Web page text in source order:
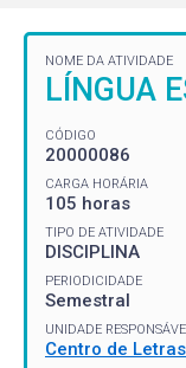
NOME DA ATIVIDADE
LÍNGUA
CÓDIGO
20000086
CARGA HORÁRIA
105 horas
TIPO DE ATIVIDADE
DISCIPLINA
PERIODICIDADE
Semestral
UNIDADE
Centro de